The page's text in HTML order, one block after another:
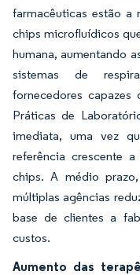
farmacêuticas estão a
chips microfluídicos
humana, aumentando
sistemas de
fornecedores
Práticas de
imediata, uma vez
referência crescente
chips. A médio
múltiplas agências
base de clientes a
custos.
Aumento das